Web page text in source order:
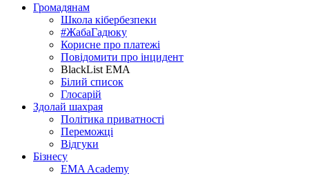
Громадянам
Школа кібербезпеки
#ЖабаГадюку
Корисне про платежі
Повідомити про інцидент
BlackList EMA
Білий список
Глосарій
Здолай шахрая
Політика приватності
Переможцi
Відгуки
Бізнесу
EMA Academy